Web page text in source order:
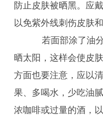
防止皮肤被晒黑。应
以免紫外线刺伤皮肤和
若面部涂了油分
晒太阳，这样会使皮
方面也要注意，应以
果、多喝水，少吃油
浓咖啡或过量的酒，